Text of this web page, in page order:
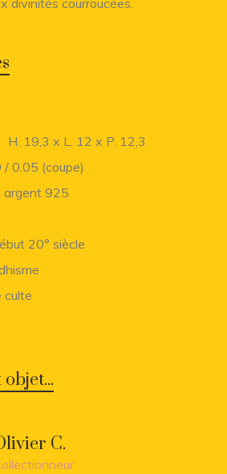
H. 19,3 x L. 12 x P. 12,3
0.05 (coupe)
argent 925
20° siècle
culte
C.